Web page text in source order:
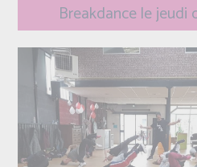
Breakdance le jeudi